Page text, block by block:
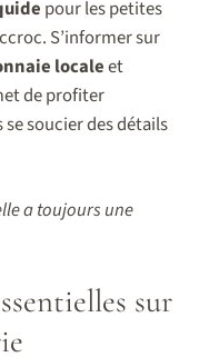
pour les petites
S’informer sur
localeet
de profiter
soucier des détails
a toujours une
sur